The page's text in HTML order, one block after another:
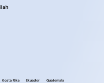
Kosta Rika Ekuador Guatemala